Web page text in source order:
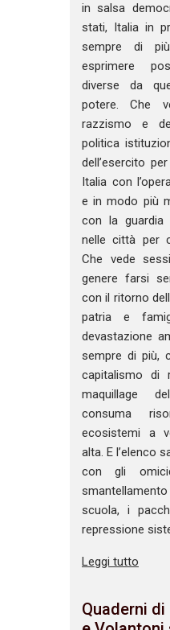
in salsa
stati, Italia in
sempre di
esprimere
diverse da
potere. Che
razzismo e
politica
dell’esercito
Italia con
e in modo più
con la guardia
nelle città per
Che vede
genere farsi
con il ritorno
patria e
devastazione
sempre di più,
capitalismo di
maquillage
consuma
ecosistemi a
alta. E l’elenco
con gli
scuola, i
repressione
Leggi tutto
Quaderni